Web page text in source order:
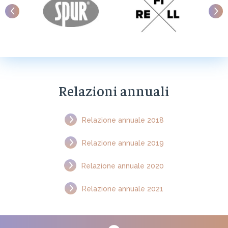
Relazioni annuali
Relazione annuale 2018
Relazione annuale 2019
Relazione annuale 2020
Relazione annuale 2021